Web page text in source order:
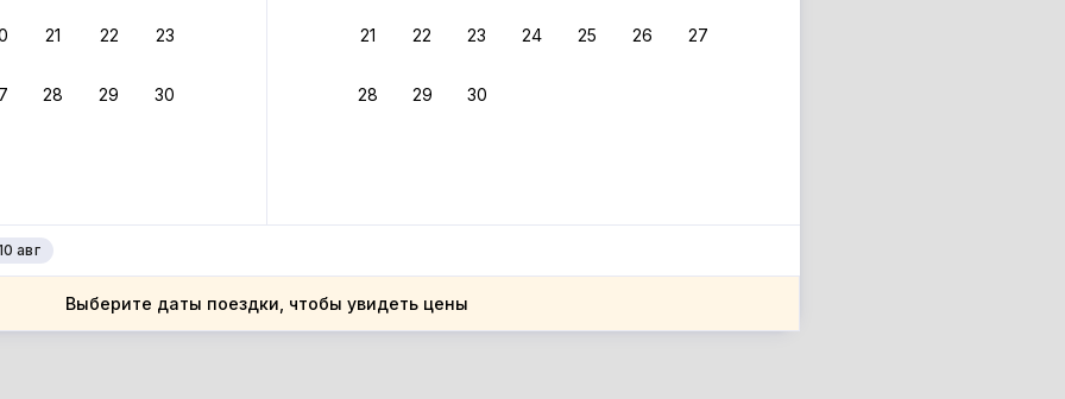
21 22 23
28 29 30
21 22 23 24 25 26 27
28 29 30
авг
Выберите даты поездки, чтобы увидеть цены
Бранденбург